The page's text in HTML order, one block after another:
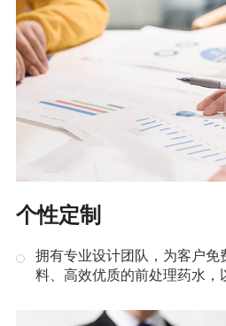
个性定制
拥有专业设计团队，为客户免
料、高效优质的前处理药水，